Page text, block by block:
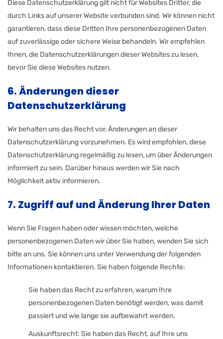
Diese Datenschutzerklärung gilt nicht für Websites Dritter, die
durch Links auf unserer Website verbunden sind. Wir können nicht
garantieren, dass diese Dritten Ihre personenbezogenen Daten
auf zuverlässige oder sichere Weise behandeln. Wir empfehlen
Ihnen, die Datenschutzerklärungen dieser Websites zu lesen,
bevor Sie diese Websites nutzen.
6. Änderungen dieser
Datenschutzerklärung
Wir behalten uns das Recht vor, Änderungen an dieser
Datenschutzerklärung vorzunehmen. Es wird empfohlen, diese
Datenschutzerklärung regelmäßig zu lesen, um über Änderungen
informiert zu sein. Darüber hinaus werden wir Sie nach
Möglichkeit aktiv informieren.
7. Zugriff auf und Änderung Ihrer Daten
Wenn Sie Fragen haben oder wissen möchten, welche
personenbezogenen Daten wir über Sie haben, wenden Sie sich
bitte an uns. Sie können uns unter Verwendung der folgenden
Informationen kontaktieren. Sie haben folgende Rechte:
Sie haben das Recht zu erfahren, warum Ihre
personenbezogenen Daten benötigt werden, was damit
passiert und wie lange sie aufbewahrt werden.
Auskunftsrecht: Sie haben das Recht, auf Ihre uns